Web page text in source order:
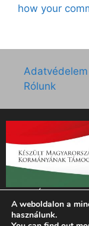
how your
Adatvédelem
Rólunk
„Az Új Ember
támogatását az
szerződés
A weboldalon a
használunk.